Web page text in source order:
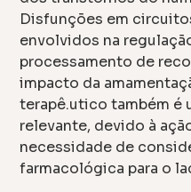
Disfunções em
envolvidos na
processamento de
impacto da
terapê.utico também é
relevante, devido à
necessidade de
farmacológica para o